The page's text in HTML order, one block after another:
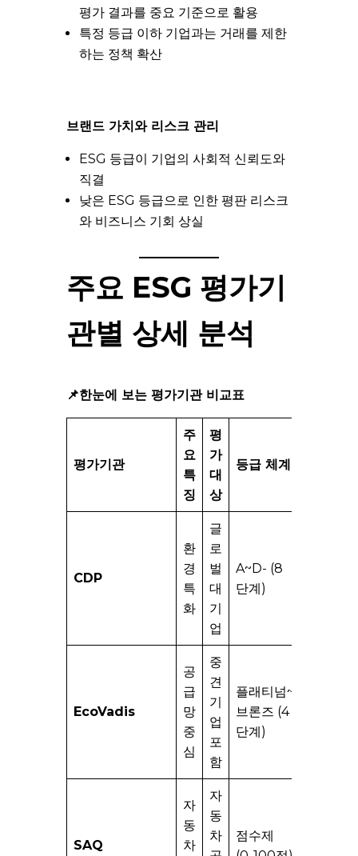
평가 결과를 중요 기준으로 활용
특정 등급 이하 기업과는 거래를 제한
하는 정책 확산
브랜드 가치와 리스크 관리
ESG 등급이 기업의 사회적 신뢰도와
직결
낮은 ESG 등급으로 인한 평판 리스크
와 비즈니스 기회 상실
주요 ESG 평가기
관별 상세 분석
📌한눈에 보는 평가기관 비교표
평가기관
주
요
특
징
평
가
대
상
등급 체계
CDP
환
경
특
화
글
로
벌
대
기
업
A~D- (8
단계)
EcoVadis
공
급
망
중
심
중
견
기
업
포
함
플래티넘~
브론즈 (4
단계)
SAQ
자
동
차
자
동
차
점수제